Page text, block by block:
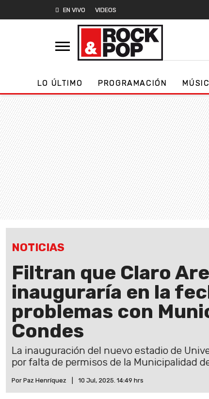
EN VIVO VIDEOS
LO ÚLTIMO PROGRAMACIÓN
NOTICIAS
Filtran que Claro
inauguraría en la
problemas con
Condes
La inauguración del nuevo estadio de
por falta de permisos de la Municipalidad
Por Paz Henríquez 10 Jul, 2025. 14:49 hrs